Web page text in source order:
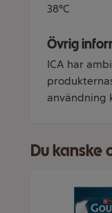
38°C
Övrig
ICA har
användning
Du kanske